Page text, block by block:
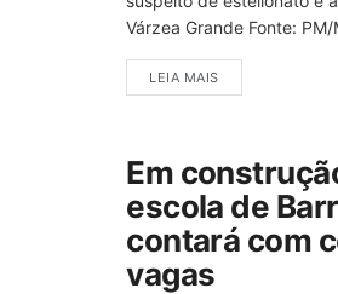
Várzea Grande Fonte: PM/
LEIA MAIS
Em
escola de
contará com
vagas